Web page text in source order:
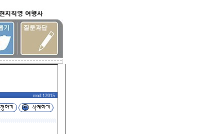
read:12015